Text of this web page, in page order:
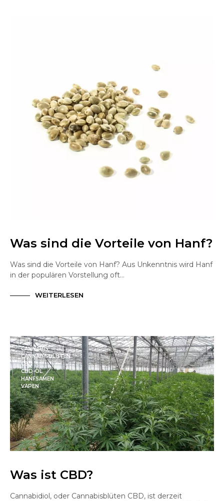
Was sind die Vorteile von Hanf?
Was sind die Vorteile von Hanf? Aus Unkenntnis wird Hanf
in der populären Vorstellung oft…
WEITERLESEN
CANNABIS
CANNABISBLÜTEN
CBD
CBD-ÖL
HANFSAMEN
VAPEN
Was ist CBD?
Cannabidiol, oder Cannabisblüten CBD, ist derzeit